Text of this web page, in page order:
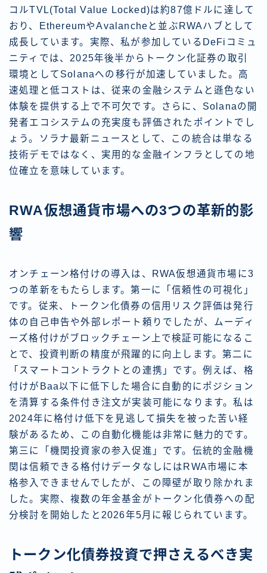
コルTVL(Total Value Locked)は約87億ドルに達して
おり、EthereumやAvalancheと並ぶRWAハブとして
成長しています。実際、私が参加しているDeFiコミュ
ニティでは、2025年後半からトークン化証券の取引
環境としてSolanaへの移行が加速していました。高
速処理と低コストは、従来の金融システムと遜色ない
体験を提供する上で不可欠です。さらに、Solanaの開
発者エコシステムの充実度も評価されたポイントでし
ょう。ソラナ最新ニュースとして、この統合は単なる
技術デモではなく、実用的な金融インフラとしての地
位確立を意味しています。
RWA仮想通貨市場への3つの革新的影
響
オンチェーン格付けの導入は、RWA仮想通貨市場に3
つの革新をもたらします。第一に「信頼性の可視化」
です。従来、トークン化債券の信用リスク評価は発行
体の自己申告や外部レポート頼りでしたが、ムーディ
ーズ格付けがブロックチェーン上で検証可能になるこ
とで、投資判断の精度が飛躍的に向上します。第二に
「スマートコントラクトとの連携」です。例えば、格
付けがBaa以下に低下した場合に自動的にポジション
を清算する条件付き注文が実装可能になります。私は
2024年に格付け低下を見逃して損失を被った苦い経
験があるため、この自動化機能は非常に魅力的です。
第三に「機関投資家の参入促進」です。伝統的金融機
関は信頼できる格付けデータなしにはRWA市場に本
格参入できませんでしたが、この障壁が取り除かれま
した。実際、複数の年金基金がトークン化債券への配
分検討を開始したと2026年5月に報じられています。
トークン化債券投資で押さえるべき実